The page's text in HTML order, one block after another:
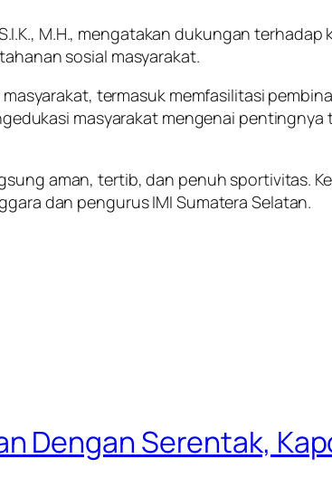
M.H., mengatakan dukungan
sosial masyarakat.
termasuk memfasilitasi
masyarakat mengenai pentingnya
aman, tertib, dan penuh sportivitas.
dan pengurus IMI Sumatera Selatan.
Dengan Serentak,